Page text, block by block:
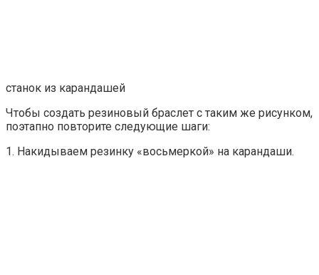
станок из карандашей
Чтобы создать резиновый браслет с таким же рисунком,
поэтапно повторите следующие шаги:
1. Накидываем резинку «восьмеркой» на карандаши.